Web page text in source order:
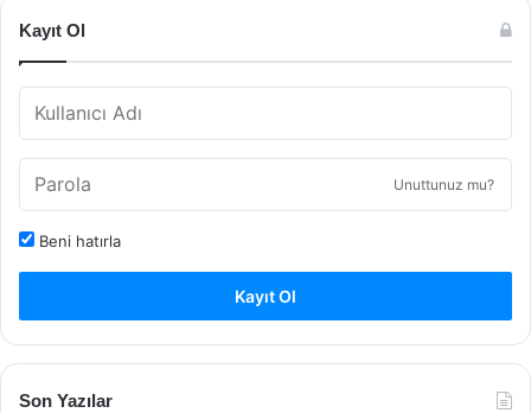
Kayıt Ol
Unuttunuz mu?
Beni hatırla
Kayıt Ol
Son Yazılar